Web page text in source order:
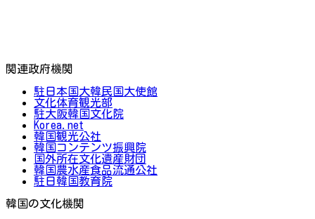
関連政府機関
駐日本国大韓民国大使館
文化体育観光部
駐大阪韓国文化院
Korea.net
韓国観光公社
韓国コンテンツ振興院
国外所在文化遺産財団
韓国農水産食品流通公社
駐日韓国教育院
韓国の文化機関